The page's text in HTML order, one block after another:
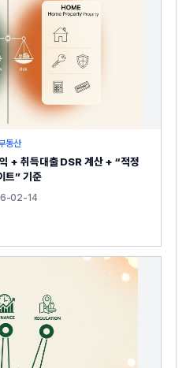
동산
+ 취득대출 DSR 계산 + “적정
트” 기준
02-14